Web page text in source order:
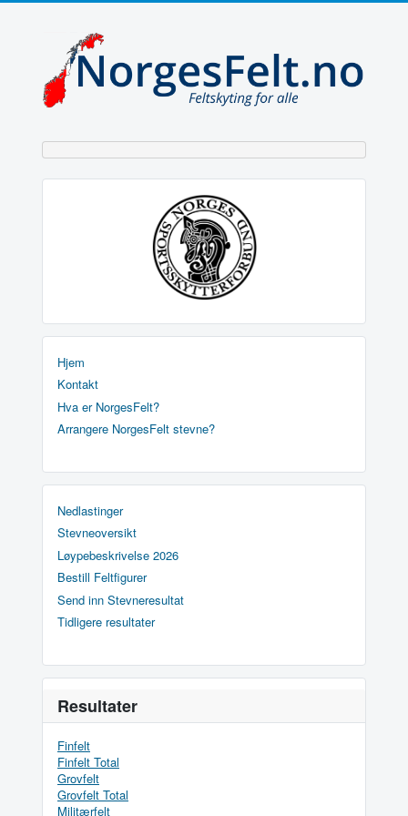
Hjem
Kontakt
Hva er NorgesFelt?
Arrangere NorgesFelt stevne?
Nedlastinger
Stevneoversikt
Løypebeskrivelse 2026
Bestill Feltfigurer
Send inn Stevneresultat
Tidligere resultater
Resultater
Finfelt
Finfelt Total
Grovfelt
Grovfelt Total
Militærfelt